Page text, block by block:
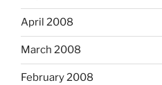
April 2008
March 2008
February 2008